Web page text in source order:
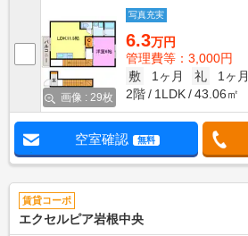
画像 : 29枚
写真充実
6.3万円
管理費等：3,000円
敷
1ヶ月 礼
1ヶ月
2階
1LDK 43.06㎡
空室確認 無料
賃貸コーポ
エクセルピア岩根中央